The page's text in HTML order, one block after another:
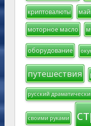
криптовалюты
моторное масло
оборудование
путешествия
русский
своими руками